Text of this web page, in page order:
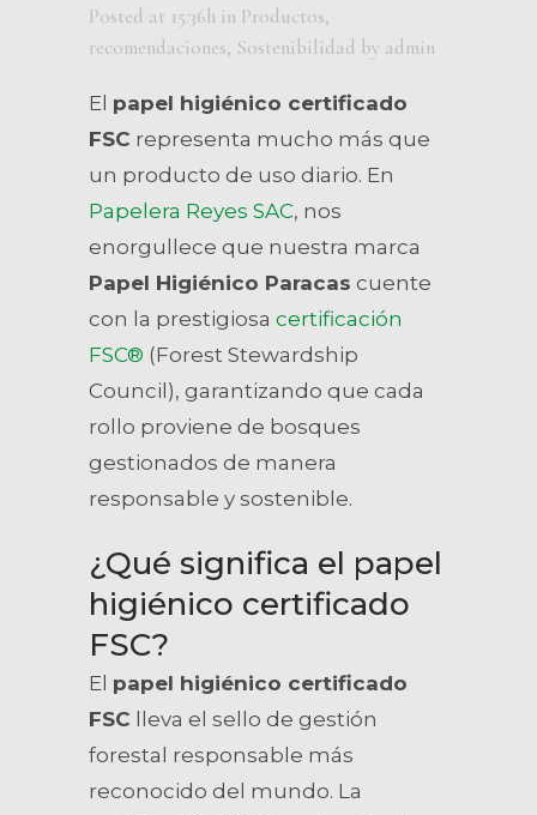
Posted at 15:36h in Productos,
recomendaciones, Sostenibilidad by admin
El papel higiénico certificado
FSC representa mucho más que
un producto de uso diario. En
Papelera Reyes SAC, nos
enorgullece que nuestra marca
Papel Higiénico Paracas cuente
con la prestigiosa certificación
FSC® (Forest Stewardship
Council), garantizando que cada
rollo proviene de bosques
gestionados de manera
responsable y sostenible.
¿Qué significa el papel
higiénico certificado
FSC?
El papel higiénico certificado
FSC lleva el sello de gestión
forestal responsable más
reconocido del mundo. La